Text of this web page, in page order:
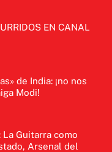
EN CANAL
de India: ¡no nos
Modi!
La Guitarra como
Arsenal del